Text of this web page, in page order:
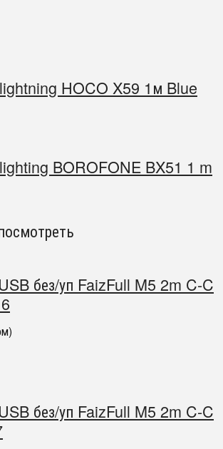
HOCO X59 1м Blue
BOROFONE BX51 1 m
без/уп FaizFull M5 2m C-C
без/уп FaizFull M5 2m C-C